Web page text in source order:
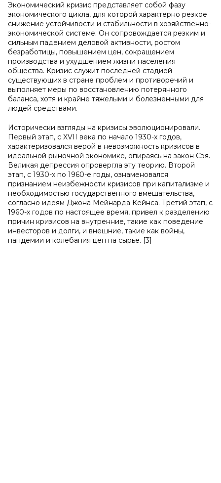
Экономический кризис представляет собой фазу
экономического цикла, для которой характерно резкое
снижение устойчивости и стабильности в хозяйственно-
экономической системе. Он сопровождается резким и
сильным падением деловой активности, ростом
безработицы, повышением цен, сокращением
производства и ухудшением жизни населения
общества. Кризис служит последней стадией
существующих в стране проблем и противоречий и
выполняет меры по восстановлению потерянного
баланса, хотя и крайне тяжелыми и болезненными для
людей средствами.
Исторически взгляды на кризисы эволюционировали.
Первый этап, с XVII века по начало 1930-х годов,
характеризовался верой в невозможность кризисов в
идеальной рыночной экономике, опираясь на закон Сэя.
Великая депрессия опровергла эту теорию. Второй
этап, с 1930-х по 1960-е годы, ознаменовался
признанием неизбежности кризисов при капитализме и
необходимостью государственного вмешательства,
согласно идеям Джона Мейнарда Кейнса. Третий этап, с
1960-х годов по настоящее время, привел к разделению
причин кризисов на внутренние, такие как поведение
инвесторов и долги, и внешние, такие как войны,
пандемии и колебания цен на сырье. [3]